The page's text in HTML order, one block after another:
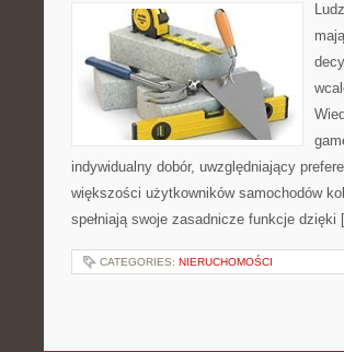
indywidualny dobór, uwzględniający
większości użytkowników samochodów
spełniają swoje zasadnicze funkcje
CATEGORIES: NIERUCHOMOŚCI